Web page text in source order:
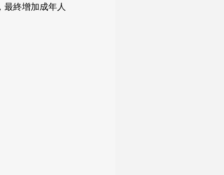
終增加成年人